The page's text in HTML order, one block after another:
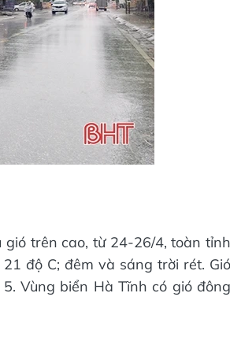
trên cao, từ 24-26/4, toàn tỉnh
độ C; đêm và sáng trời rét. Gió
Vùng biển Hà Tĩnh có gió đông